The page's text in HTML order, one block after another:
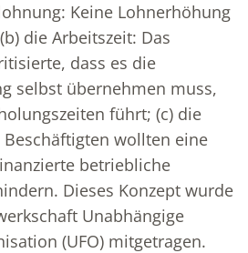
Keine Lohnerhöhung
die Arbeitszeit: Das
dass es die
selbst übernehmen muss,
führt; (c) die
wollten eine
betriebliche
Dieses Konzept wurde
Unabhängige
(UFO) mitgetragen.